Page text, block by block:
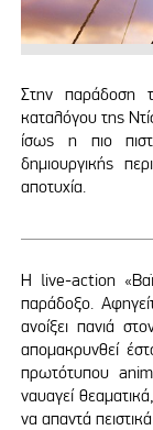
Στην παράδοση
καταλόγου της
ίσως η πιο
δημιουργικής
αποτυχία.
Η live-action
παράδοξο.
ανοίξει πανιά
απομακρυνθεί
πρωτότυπου
ναυαγεί
να απαντά